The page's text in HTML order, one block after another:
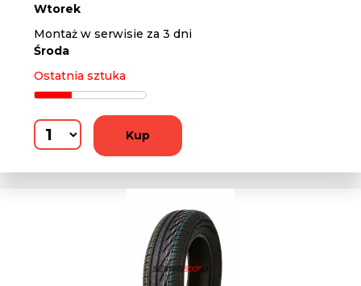
Wtorek
Montaż w serwisie za 3 dni
Środa
Ostatnia sztuka
Kup